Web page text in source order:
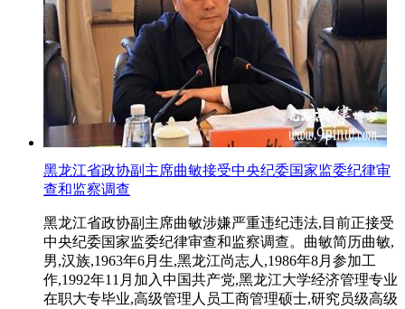
黑龙江省政协副主席曲敏接受中央纪委国家监委纪律审
查和监察调查
黑龙江省政协副主席曲敏涉嫌严重违纪违法,目前正接受
中央纪委国家监委纪律审查和监察调查。曲敏简历曲敏,
男,汉族,1963年6月生,黑龙江尚志人,1986年8月参加工
作,1992年11月加入中国共产党,黑龙江大学经济管理专业
在职大专毕业,高级管理人员工商管理硕士,研究员级高级